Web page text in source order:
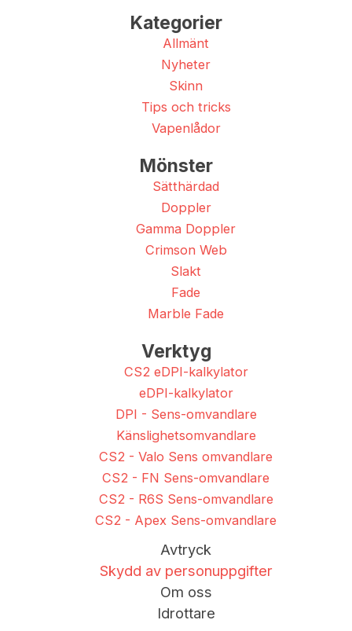
Kategorier
Allmänt
Nyheter
Skinn
Tips och tricks
Vapenlådor
Mönster
Sätthärdad
Doppler
Gamma Doppler
Crimson Web
Slakt
Fade
Marble Fade
Verktyg
CS2 eDPI-kalkylator
eDPI-kalkylator
DPI - Sens-omvandlare
Känslighetsomvandlare
CS2 - Valo Sens omvandlare
CS2 - FN Sens-omvandlare
CS2 - R6S Sens-omvandlare
CS2 - Apex Sens-omvandlare
Avtryck
Skydd av personuppgifter
Om oss
Idrottare